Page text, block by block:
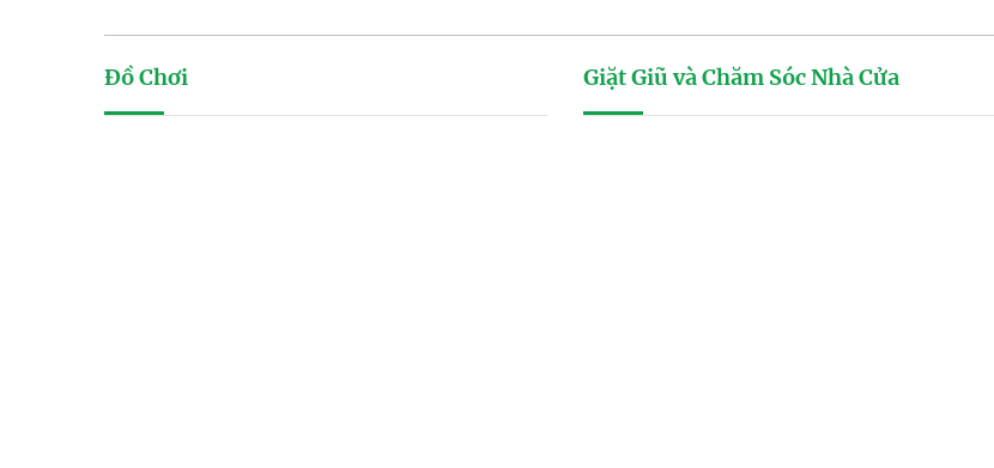
Đồ Chơi Giặt Giũ và Chăm Sóc Nhà Cửa